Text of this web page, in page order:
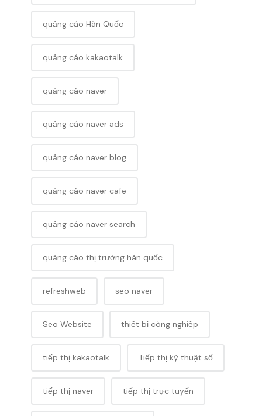
quảng cáo Hàn Quốc
quảng cáo kakaotalk
quảng cáo naver
quảng cáo naver ads
quảng cáo naver blog
quảng cáo naver cafe
quảng cáo naver search
quảng cáo thị trường hàn quốc
refreshweb seo naver
Seo Website thiết bị công nghiệp
tiếp thị kakaotalk Tiếp thị kỹ thuật số
tiếp thị naver tiếp thị trực tuyến